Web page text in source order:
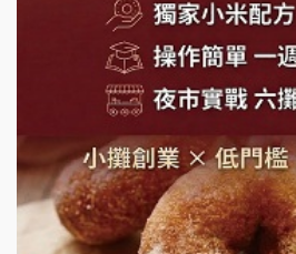
潮味決-湯滷專門店加盟說明會
鬍子茶加盟說明會
微風亭鐵板燒加盟說明會
漫步藍咖啡加盟說明會